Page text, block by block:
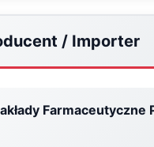
/ Importer
Farmaceutyczne